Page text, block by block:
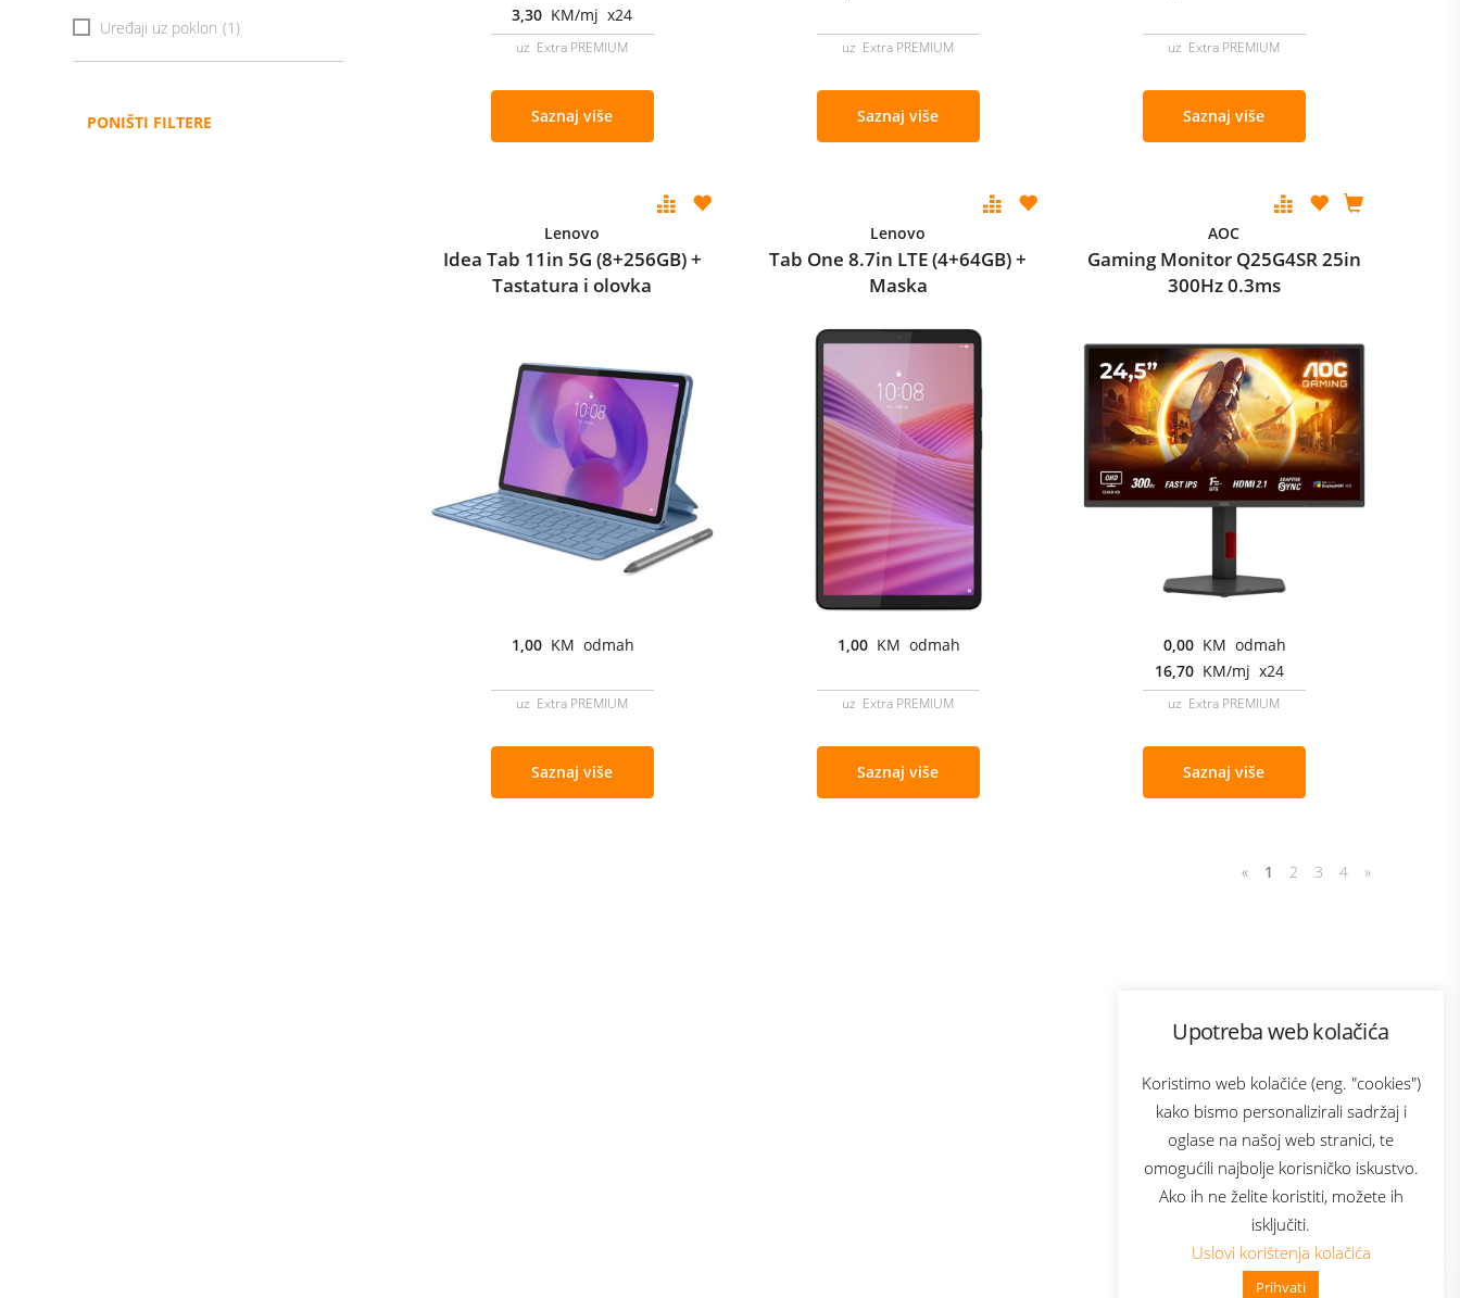
Upotreba web kolačića
Koristimo web kolačiće (eng. "cookies")
kako bismo personalizirali sadržaj i
oglase na našoj web stranici, te
omogućili najbolje korisničko iskustvo.
Ako ih ne želite koristiti, možete ih
isključiti.
Uslovi korištenja kolačića
Prihvati
👋 Zdravo, kako mogu pomoći?
Uređaji uz poklon (1)
PONIŠTI FILTERE
3,30 KM/mj x24
uz Extra PREMIUM
Saznaj više
uz Extra PREMIUM
Saznaj više
uz Extra PREMIUM
Saznaj više
Lenovo
Idea Tab 11in 5G (8+256GB) +
Tastatura i olovka
1,00 KM odmah
uz Extra PREMIUM
Saznaj više
Lenovo
Tab One 8.7in LTE (4+64GB) +
Maska
1,00 KM odmah
uz Extra PREMIUM
Saznaj više
AOC
Gaming Monitor Q25G4SR 25in
300Hz 0.3ms
0,00 KM odmah
16,70 KM/mj x24
uz Extra PREMIUM
Saznaj više
« 1 2 3 4 »
Bonus plus
Prijava za newsletter